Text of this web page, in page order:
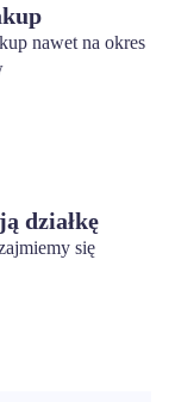
nawet na okres
działkę
się